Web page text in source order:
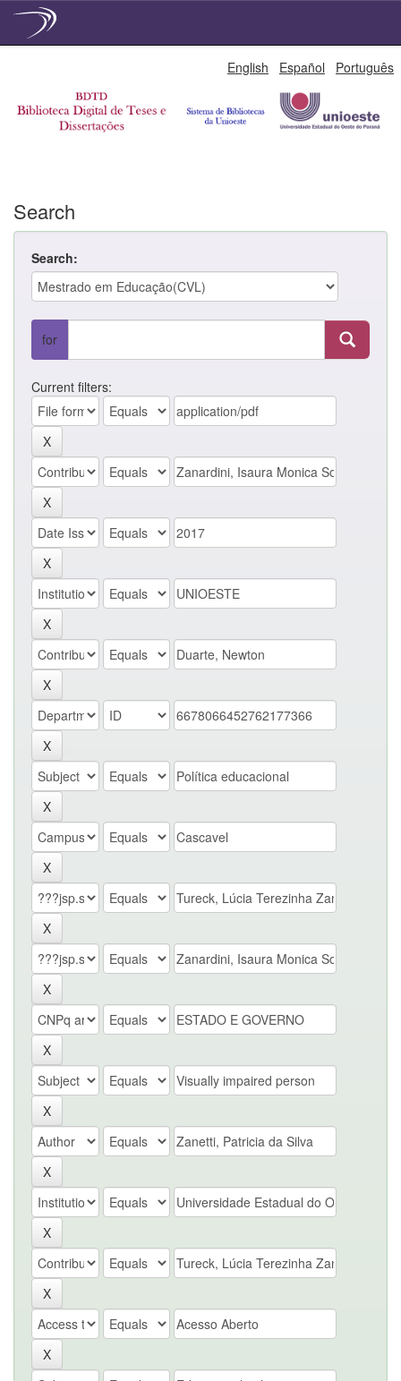
English Español Português
Search
Search:
for
Current filters: